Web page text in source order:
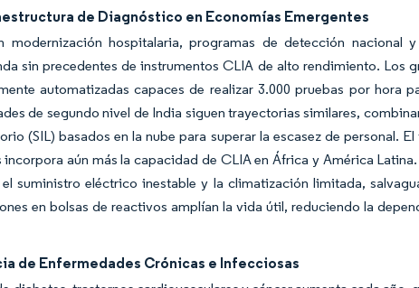
de Diagnóstico en Economías Emergentes
modernización hospitalaria, programas de detección nacional
sin precedentes de instrumentos CLIA de alto rendimiento. Los
automatizadas capaces de realizar 3.000 pruebas por hora
de segundo nivel de India siguen trayectorias similares,
(SIL) basados en la nube para superar la escasez de personal.
aún más la capacidad de CLIA en África y América
suministro eléctrico inestable y la climatización limitada,
en bolsas de reactivos amplían la vida útil, reduciendo la
de Enfermedades Crónicas e Infecciosas